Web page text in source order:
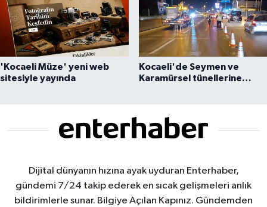
'Kocaeli Müze' yeni web
sitesiyle yayında
Kocaeli'de Seymen ve
Karamürsel tünellerine
Dijital dünyanın hızına ayak uyduran Enterhaber,
gündemi 7/24 takip ederek en sıcak gelişmeleri anlık
bildirimlerle sunar. Bilgiye Açılan Kapınız. Gündemden